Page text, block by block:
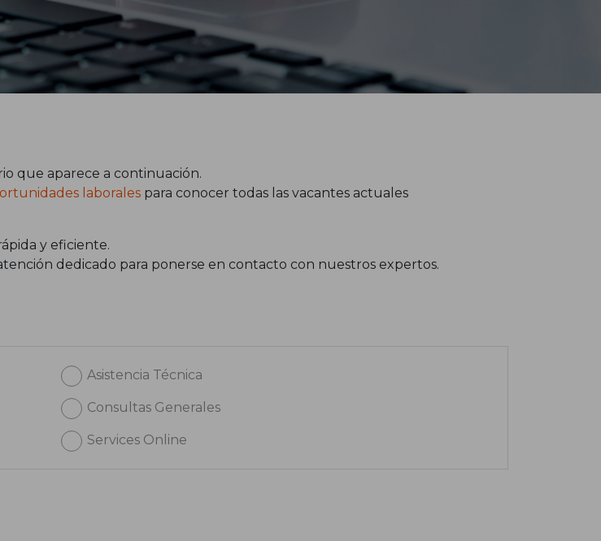
que aparece a continuación.
laborales para conocer todas las vacantes actuales
y eficiente.
dedicado para ponerse en contacto con nuestros expertos.
Asistencia Técnica
Consultas Generales
Services Online